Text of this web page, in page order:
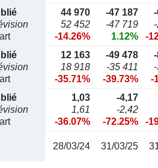
44 970
52 452
-14.26%
-47 187
-47 719
1.12%
-
12 163
18 918
-35.71%
-49 478
-35 411
-39.73%
-
1,03
1,61
-36.07%
-4,17
-2,42
-72.25%
-
28/03/24 31/03/25